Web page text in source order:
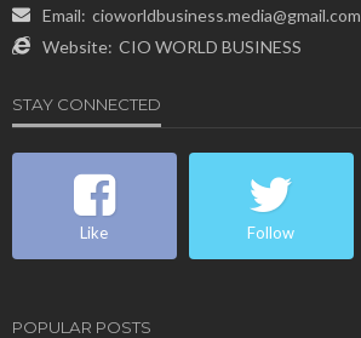
Email: cioworldbusiness.media@gmail.com
Website: CIO WORLD BUSINESS
STAY CONNECTED
Like Follow
POPULAR POSTS